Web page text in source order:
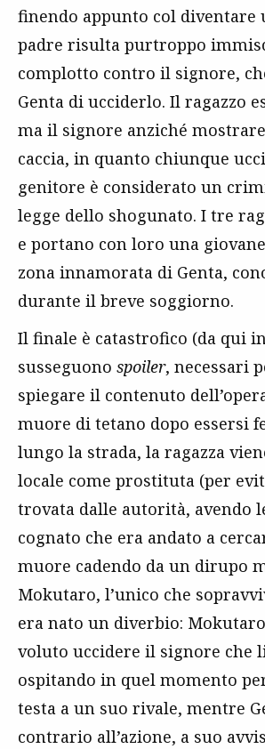
finendo appunto col diventare
padre risulta purtroppo
complotto contro il signore,
Genta di ucciderlo. Il ragazzo
ma il signore anziché
caccia, in quanto chiunque
genitore è considerato un
legge dello shogunato. I tre
e portano con loro una
zona innamorata di Genta,
durante il breve soggiorno.
Il finale è catastrofico (da qui
susseguono spoiler, necessari
spiegare il contenuto
muore di tetano dopo essersi
lungo la strada, la ragazza
locale come prostituta (per
trovata dalle autorità, avendo
cognato che era andato a
muore cadendo da un dirupo
Mokutaro, l’unico che
era nato un diverbio:
voluto uccidere il signore che
ospitando in quel momento
testa a un suo rivale, mentre
contrario all’azione, a suo